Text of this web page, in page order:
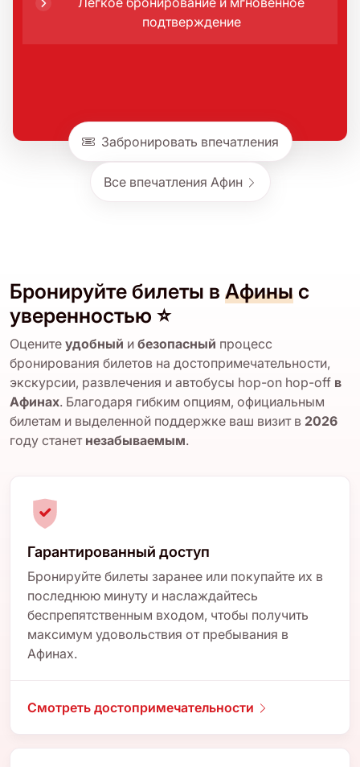
подтверждение
Забронировать впечатления
Все впечатления Афин
Бронируйте билеты в Афины с
уверенностью ⭐
Оцените удобный и безопасный процесс
бронирования билетов на достопримечательности,
экскурсии, развлечения и автобусы hop-on hop-off в
Афинах. Благодаря гибким опциям, официальным
билетам и выделенной поддержке ваш визит в 2026
году станет незабываемым.
Гарантированный доступ
Бронируйте билеты заранее или покупайте их в
последнюю минуту и наслаждайтесь
беспрепятственным входом, чтобы получить
максимум удовольствия от пребывания в
Афинах.
Смотреть достопримечательности